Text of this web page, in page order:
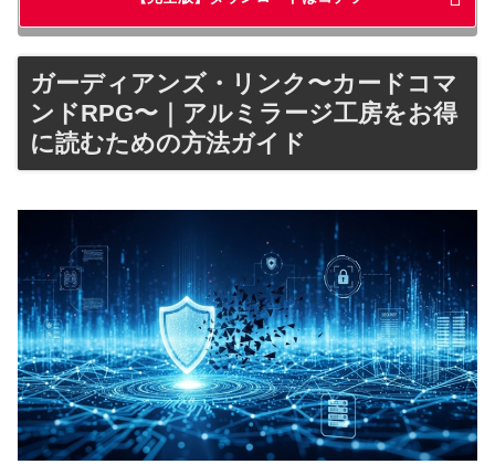
ガーディアンズ・リンク〜カードコマ
ンドRPG〜｜アルミラージ工房をお得
に読むための方法ガイド